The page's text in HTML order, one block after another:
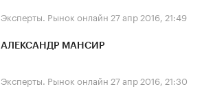
Эксперты. Рынок онлайн 27 апр 2016, 21:49
АЛЕКСАНДР МАНСИР
Эксперты. Рынок онлайн 27 апр 2016, 21:30